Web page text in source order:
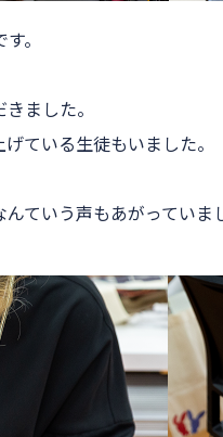
。
ました。
ている生徒もいました。
ていう声もあがっていま